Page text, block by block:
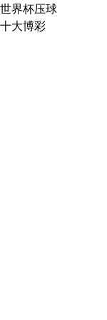
世界杯压球
十大博彩